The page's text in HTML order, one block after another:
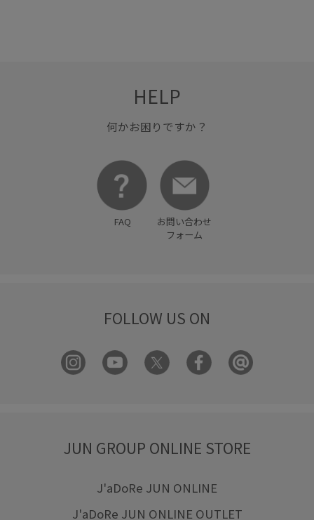
HELP
何かお困りですか？
FAQ
お問い合わせ
フォーム
FOLLOW US ON
JUN GROUP ONLINE STORE
J'aDoRe JUN ONLINE
J'aDoRe JUN ONLINE OUTLET